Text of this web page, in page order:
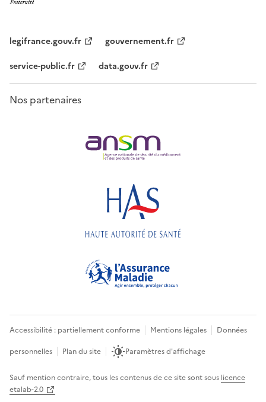
legifrance.gouv.fr
gouvernement.fr
service-public.fr
data.gouv.fr
Nos partenaires
Accessibilité : partiellement conforme Mentions légales
Données
personnelles
Plan du site Paramètres d'affichage
Sauf mention contraire, tous les contenus de ce site sont sous licence
etalab-2.0